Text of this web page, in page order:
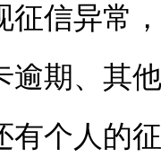
征信异常
逾期、其
有个人的